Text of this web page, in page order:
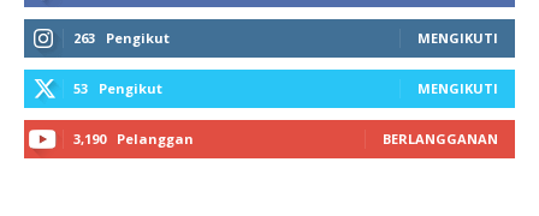
263 Pengikut MENGIKUTI
53 Pengikut MENGIKUTI
3,190 Pelanggan BERLANGGANAN